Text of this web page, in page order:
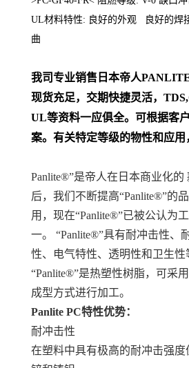
UL材料特性: 良好的外观 良好的
曲
我司专业销售日本帝人
现货充足，交期快捷灵活，
UL等资料一应俱全。可根据客
案。 有关特定等级的物性和应用
Panlite®”是帝人在日本商业化
后，我们不断提高“Panlite®”的
用，现在“Panlite®”已被公认为
一。 “Panlite®”具有耐冲击性、
性、电气特性、透明性和卫生性
“Panlite®”是热塑性树脂，可采
成型方式进行加工。
Panlite PC特性优势：
耐冲击性
在塑料中具有极高的耐冲击强